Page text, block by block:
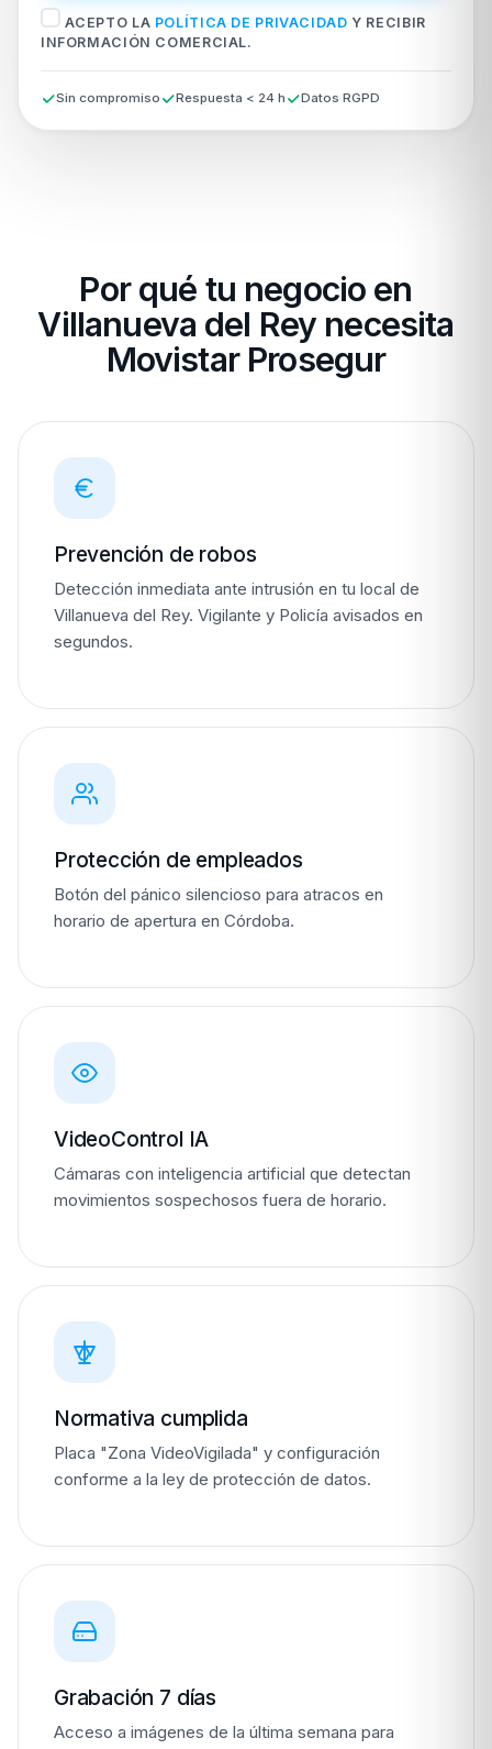
ACEPTO LA POLÍTICA DE PRIVACIDAD Y RECIBIR
INFORMACIÓN COMERCIAL.
Sin compromiso Respuesta < 24 h Datos RGPD
Por qué tu negocio en
Villanueva del Rey necesita
Movistar Prosegur
Prevención de robos
Detección inmediata ante intrusión en tu local de
Villanueva del Rey. Vigilante y Policía avisados en
segundos.
Protección de empleados
Botón del pánico silencioso para atracos en
horario de apertura en Córdoba.
VideoControl IA
Cámaras con inteligencia artificial que detectan
movimientos sospechosos fuera de horario.
Normativa cumplida
Placa "Zona VideoVigilada" y configuración
conforme a la ley de protección de datos.
Grabación 7 días
Acceso a imágenes de la última semana para